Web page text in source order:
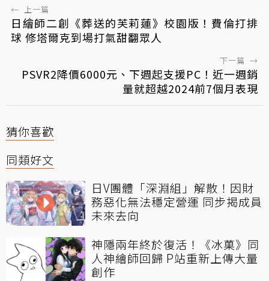
← 上一篇
日繪師二創《葬送的芙莉蓮》校園版！費倫打排
球 修塔爾克到場打氣甜翻眾人
下一篇 →
PSVR2降價6000元、下週起支援PC！近一週銷
量就超越2024前7個月表現
猜你喜歡
同類好文
日V團體「深淵組」解散！因財
務惡化無法穩定營運 同步揭成員
未來去向
神隱兩年終於復活！《冰菓》同
人神繪師回歸 P站重新上傳大量
創作